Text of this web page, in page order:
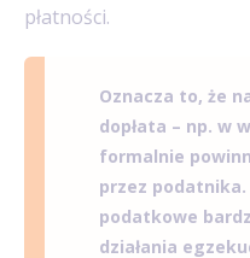
płatności.
Oznacza to, że
dopłata – np. w
formalnie
przez
podatkowe
działania